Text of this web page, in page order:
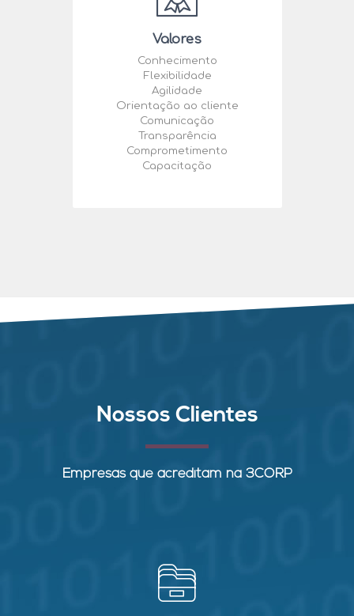
Valores
Conhecimento
Flexibilidade
Agilidade
Orientação ao cliente
Comunicação
Transparência
Comprometimento
Capacitação
Nossos Clientes
Empresas que acreditam na 3CORP